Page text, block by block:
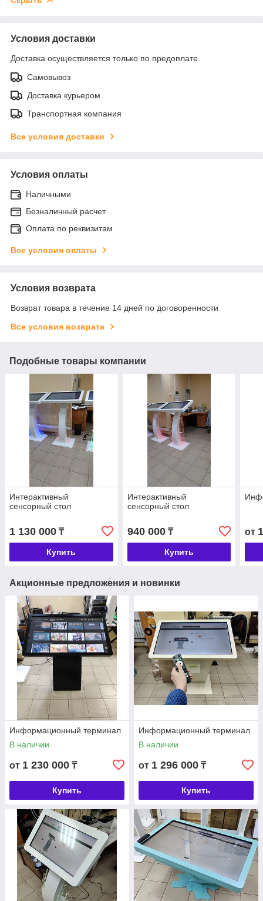
Условия доставки
Доставка осуществляется только по предоплате.
Самовывоз
Доставка курьером
Транспортная компания
Все условия доставки
Условия оплаты
Наличными
Безналичный расчет
Оплата по реквизитам
Все условия оплаты
Условия возврата
Возврат товара в течение 14 дней по договоренности
Все условия возврата
Подобные товары компании
Интерактивный
сенсорный стол
1 130 000 ₸
Купить
Интерактивный
сенсорный стол
940 000₸
Купить
от
Акционные предложения и новинки
Информационный терминал
В наличии
от 1 230 000 ₸
Купить
Информационный терминал
В наличии
от 1 296 000 ₸
Купить